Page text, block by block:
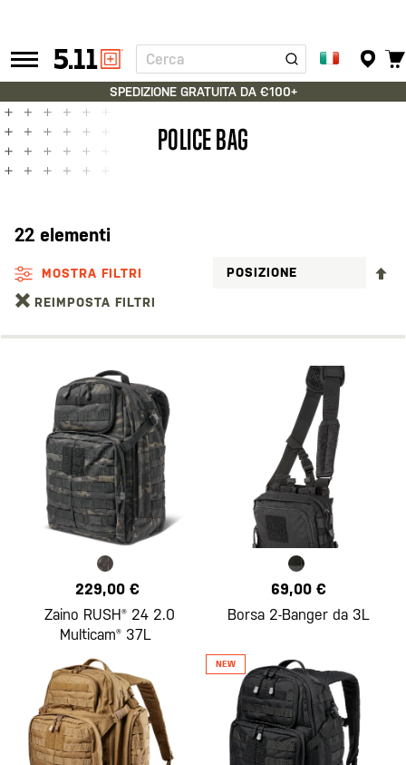
Tactical
Gear
Cerca
SPEDIZIONE GRATUITA DA €100+
POLICE BAG
22 elementi
MOSTRA FILTRI
REIMPOSTA FILTRI
229,00 €
Zaino RUSH® 24 2.0
Multicam® 37L
69,00 €
Borsa 2-Banger da 3L